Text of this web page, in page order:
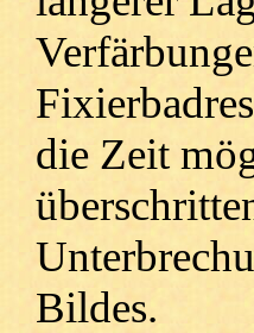
die Zeit
Bildes.